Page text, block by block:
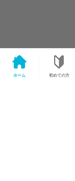
ホーム 初めての方